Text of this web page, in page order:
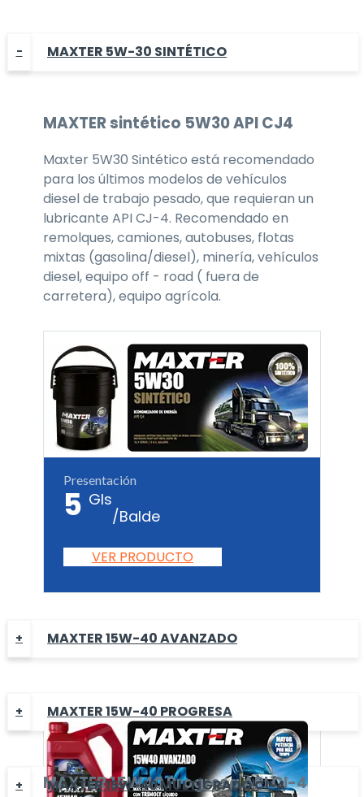
MAXTER 5W-30 SINTÉTICO
MAXTERsintético 5W30API CJ4
Maxter 5W30 Sintético está recomendado
para los últimos modelos de vehículos
diesel de trabajo pesado, que requieran un
lubricante API CJ-4. Recomendado en
remolques, camiones, autobuses, flotas
mixtas (gasolina/diesel), minería, vehículos
diesel, equipo off - road ( fuera de
carretera), equipo agrícola.
Presentación
5 Gls
/Balde
VER PRODUCTO
MAXTER 15W-40 AVANZADO
MAXTER 15W-40 PROGRESA
MAXTER15W40 ProgresaAPI CI-4
MAXTER 15W-40 MULTÍGRADO CI-4